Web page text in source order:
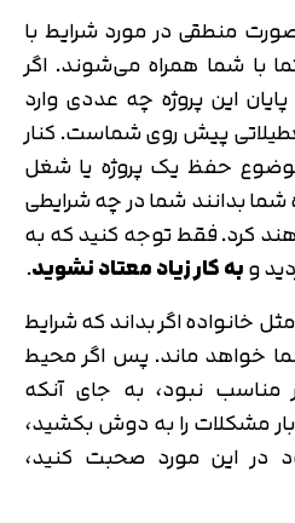
منطقی در مورد شرایط با
با شما همراه می‌شوند. اگر
پایان این پروژه چه عددی وارد
پیش روی شماست. کنار
حفظ یک پروژه یا شغل
شما بدانند شما در چه شرایطی
کرد. فقط توجه کنید که به
وبه کار زیاد معتاد نشوید.
خانواده اگر بداند که شرایط
خواهد ماند. پس اگر محیط
مناسب نبود، به جای آنکه
مشکلات را به دوش بکشید،
در این مورد صحبت کنید،